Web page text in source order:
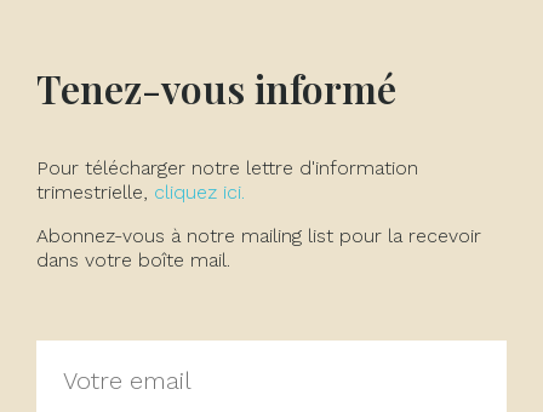
Tenez-vous informé
Pour télécharger notre lettre d'information
trimestrielle, cliquez ici.
Abonnez-vous à notre mailing list pour la recevoir
dans votre boîte mail.